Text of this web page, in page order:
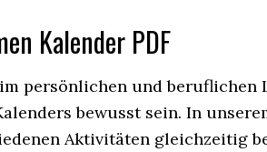
Kalender PDF
persönlichen und beruflichen
bewusst sein. In
Aktivitäten gleichzeitig